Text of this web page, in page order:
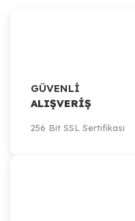
GÜVENLİ
ALIŞVERİŞ
256 Bit SSL Sertifikası